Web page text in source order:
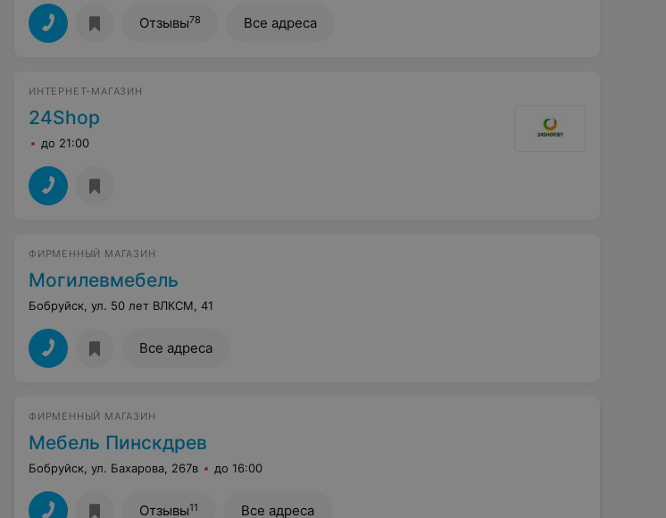
Отзывы78 Все адреса
ИНТЕРНЕТ-МАГАЗИН
24Shop
до 21:00
ФИРМЕННЫЙ МАГАЗИН
Могилевмебель
Бобруйск, ул. 50 лет ВЛКСМ, 41
Все адреса
ФИРМЕННЫЙ МАГАЗИН
Мебель Пинскдрев
Бобруйск, ул. Бахарова, 267в до 16:00
Отзывы11 Все адреса